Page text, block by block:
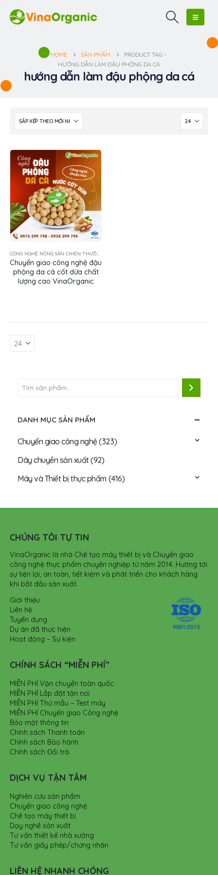
HOME SẢN PHẨM
PRODUCT TAG -
HƯỚNG DẪN LÀM ĐẬU PHỘNG DA CÁ
hướng dẫn làm đậu phộng da cá
CÔNG NGHỆ NÔNG SẢN CHIÊN THƯỜNG TẨM GIA VỊ
Chuyển giao công nghệ đậu
phộng da cá cốt dừa chất
lượng cao VinaOrganic
DANH MỤC SẢN PHẨM
Chuyển giao công nghệ(323)
Dây chuyền sản xuất(92)
Máy và Thiết bị thực phẩm (416)
CHÚNG TÔI TỰ TIN
VinaOrganic là nhà Chế tạo máy thiết bị và Chuyển giao
công nghệ thực phẩm chuyên nghiệp từ năm 2014. Hướng tới
sự tiện lợi, an toàn, tiết kiệm và phát triển cho khách hàng
khi bắt đầu sản xuất.
Giới thiệu
Liên hệ
Tuyển dụng
Dự án đã thực hiện
Hoạt động – Sự kiện
CHÍNH SÁCH “MIỄN PHÍ”
MIỄN PHÍ Vận chuyển toàn quốc
MIỄN PHÍ Lắp đặt tận nơi
MIỄN PHÍ Thử mẫu – Test máy
MIỄN PHÍ Chuyển giao Công nghệ
Bảo mật thông tin
Chính sách Thanh toán
Chính sách Bảo hành
Chính sách Đổi trả
DỊCH VỤ TẬN TÂM
Nghiên cứu sản phẩm
Chuyển giao công nghệ
Chế tạo máy thiết bị
Dạy nghề sản xuất
Tư vấn thiết kế nhà xưởng
Tư vấn giấy phép/chứng nhận
LIÊN HỆ NHANH CHÓNG